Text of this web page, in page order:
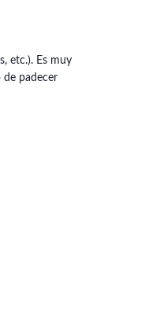
etc.). Es muy
de padecer